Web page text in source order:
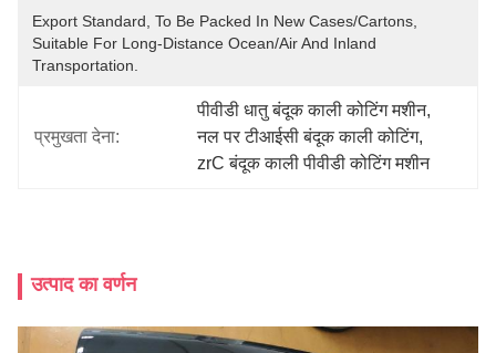
Export Standard, To Be Packed In New Cases/cartons,
Suitable For Long-Distance Ocean/air And Inland
Transportation.
प्रमुखता देना:
पीवीडी धातु बंदूक काली कोटिंग मशीन,
नल पर टीआईसी बंदूक काली कोटिंग,
zrC बंदूक काली पीवीडी कोटिंग मशीन
उत्पाद का वर्णन